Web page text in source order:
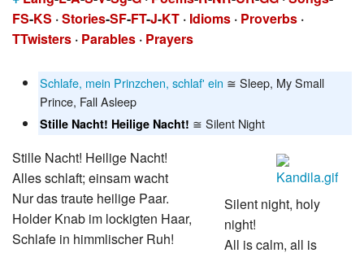
FS-KS ·Stories-SF-FT-J-KT · Idioms · Proverbs ·
TTwisters · Parables · Prayers
Schlafe, mein Prinzchen, schlaf' ein ≅ Sleep, My Small
Prince, Fall Asleep
Stille Nacht! Heilige Nacht! ≅ Silent Night
Stille Nacht! Heilige Nacht!
Alles schlaft; einsam wacht
Nur das traute heilige Paar.
Holder Knab im lockigten Haar,
Schlafe in himmlischer Ruh!
Silent night, holy
night!
All is calm, all is